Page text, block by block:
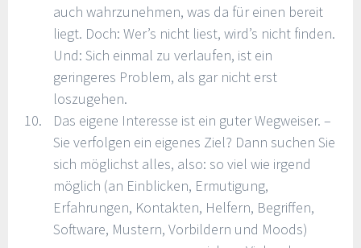
auch wahrzunehmen, was da für einen bereit
liegt. Doch: Wer’s nicht liest, wird’s nicht finden.
Und: Sich einmal zu verlaufen, ist ein
geringeres Problem, als gar nicht erst
loszugehen.
Das eigene Interesse ist ein guter Wegweiser. –
Sie verfolgen ein eigenes Ziel? Dann suchen Sie
sich möglichst alles, also: so viel wie irgend
möglich (an Einblicken, Ermutigung,
Erfahrungen, Kontakten, Helfern, Begriffen,
Software, Mustern, Vorbildern und Moods)